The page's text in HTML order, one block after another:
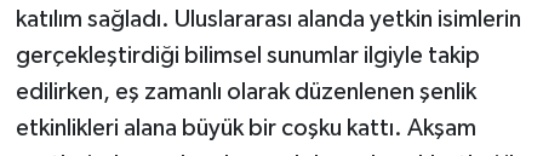
katılım sağladı. Uluslararası alanda yetkin isimlerin
gerçekleştirdiği bilimsel sunumlar ilgiyle takip
edilirken, eş zamanlı olarak düzenlenen şenlik
etkinlikleri alana büyük bir coşku kattı. Akşam